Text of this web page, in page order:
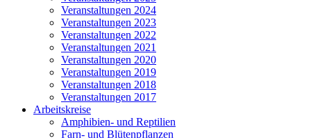
Veranstaltungen 2024
Veranstaltungen 2023
Veranstaltungen 2022
Veranstaltungen 2021
Veranstaltungen 2020
Veranstaltungen 2019
Veranstaltungen 2018
Veranstaltungen 2017
Arbeitskreise
Amphibien- und Reptilien
Farn- und Blütenpflanzen